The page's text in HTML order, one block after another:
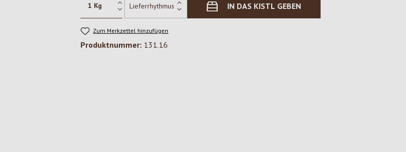
IN DAS KISTL GEBEN
Zum Merkzettel hinzufügen
Produktnummer: 131.16